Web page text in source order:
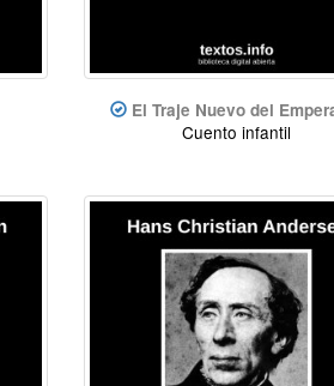
El Traje Nuevo del
Cuento infantil